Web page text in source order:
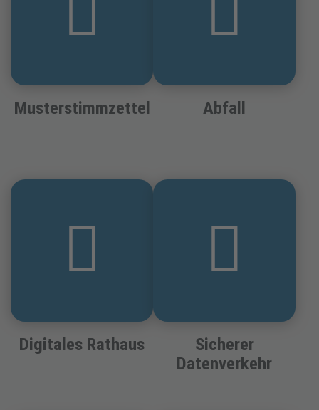
Musterstimmzettel Abfall
Digitales Rathaus
Sicherer
Datenverkehr